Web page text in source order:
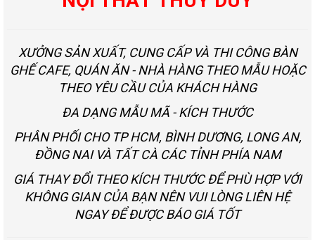
XƯỞNG SẢN XUẤT, CUNG CẤP VÀ THI CÔNG BÀN
GHẾ CAFE, QUÁN ĂN - NHÀ HÀNG THEO MẪU HOẶC
THEO YÊU CẦU CỦA KHÁCH HÀNG
ĐA DẠNG MẪU MÃ - KÍCH THƯỚC
PHÂN PHỐI CHO TP HCM, BÌNH DƯƠNG, LONG AN,
ĐỒNG NAI VÀ TẤT CÀ CÁC TỈNH PHÍA NAM
GIÁ THAY ĐỔI THEO KÍCH THƯỚC ĐỂ PHÙ HỢP VỚI
KHÔNG GIAN CỦA BẠN NÊN VUI LÒNG LIÊN HỆ
NGAY ĐỂ ĐƯỢC BÁO GIÁ TỐT